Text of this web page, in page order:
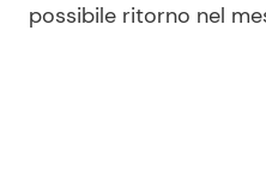
possibile ritorno nel